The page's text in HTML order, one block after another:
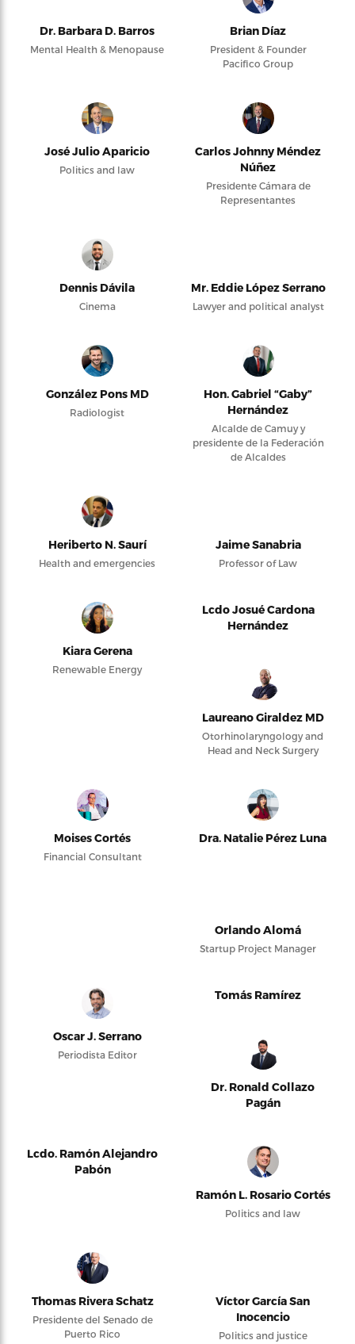
Dr. Barbara D. Barros
Mental Health & Menopause
Brian Díaz
President & Founder
Pacifico Group
José Julio Aparicio
Politics and law
Carlos Johnny Méndez
Núñez
Presidente Cámara de
Representantes
Dennis Dávila
Cinema
Mr. Eddie López Serrano
Lawyer and political analyst
González Pons MD
Radiologist
Hon. Gabriel “Gaby”
Hernández
Alcalde de Camuy y
presidente de la Federación
de Alcaldes
Heriberto N. Saurí
Health and emergencies
Jaime Sanabria
Professor of Law
Kiara Gerena
Renewable Energy
Lcdo Josué Cardona
Hernández
Laureano Giraldez MD
Otorhinolaryngology and
Head and Neck Surgery
Moises Cortés
Financial Consultant
Dra. Natalie Pérez Luna
Orlando Alomá
Startup Project Manager
Oscar J. Serrano
Periodista Editor
Tomás Ramírez
Dr. Ronald Collazo
Pagán
Lcdo. Ramón Alejandro
Pabón
Ramón L. Rosario Cortés
Politics and law
Thomas Rivera Schatz
Presidente del Senado de
Puerto Rico
Víctor García San
Inocencio
Politics and justice